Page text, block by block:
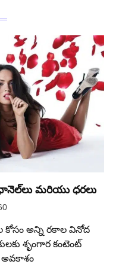
మరియు ధరలు
కోసం అన్ని రకాల వినోద
శృంగార కంటెంట్
అవకాశం